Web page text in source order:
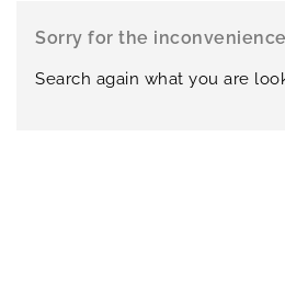
Sorry for the
Search again what you are